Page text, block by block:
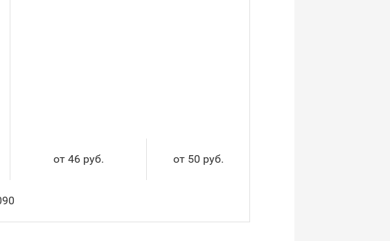
от 46 руб. от 50 руб.